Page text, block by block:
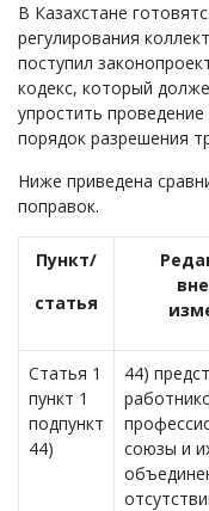
Корпоративные
Государственные
Заключение,
Налоги и
Новости сервиса
Архив
В Казахстане
регулирования
поступил
кодекс, который
упростить
порядок разрешения
Ниже приведена
поправок.
Пункт/
статья
Статья 1
пункт 1
подпункт
44)
44)
союзы и